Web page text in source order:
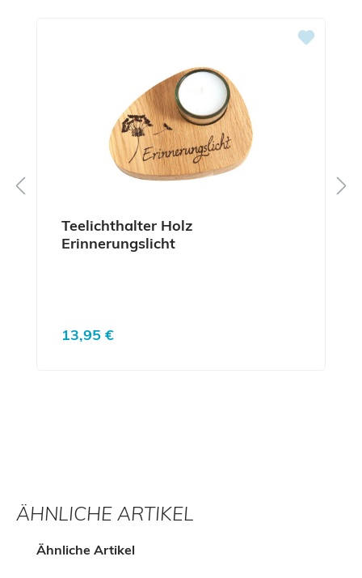
Teelichthalter Holz
Erinnerungslicht
Regulärer Preis:
13,95 €
ÄHNLICHE ARTIKEL
Produktgalerie überspringen
Ähnliche Artikel